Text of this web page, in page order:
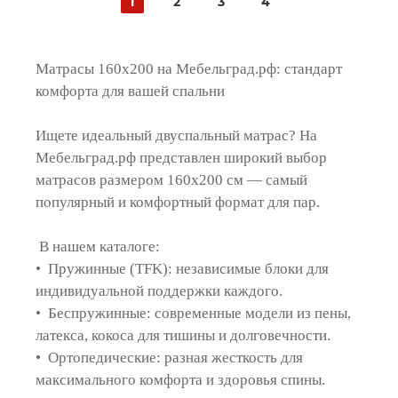
Матрасы 160х200 на Мебельград.рф: стандарт
комфорта для вашей спальни
Ищете идеальный двуспальный матрас? На
Мебельград.рф представлен широкий выбор
матрасов размером 160х200 см — самый
популярный и комфортный формат для пар.
В нашем каталоге:
• Пружинные (TFK): независимые блоки для
индивидуальной поддержки каждого.
• Беспружинные: современные модели из пены,
латекса, кокоса для тишины и долговечности.
• Ортопедические: разная жесткость для
максимального комфорта и здоровья спины.